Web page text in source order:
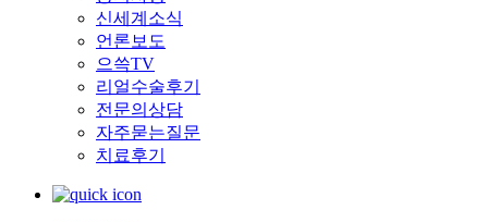
신세계소식
언론보도
으쓱TV
리얼수술후기
전문의상담
자주묻는질문
치료후기